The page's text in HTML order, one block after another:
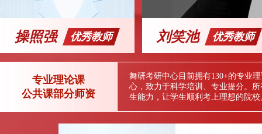
操照强 优秀教师 刘笑池 优秀教师
专业理论课
公共课部分师资
舞研考研中心目前拥有130+的专业
心，致力于科学培训、专业提分。
生能力，让学生顺利考上理想的院